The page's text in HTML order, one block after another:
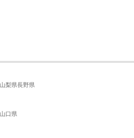
山梨県長野県
山口県